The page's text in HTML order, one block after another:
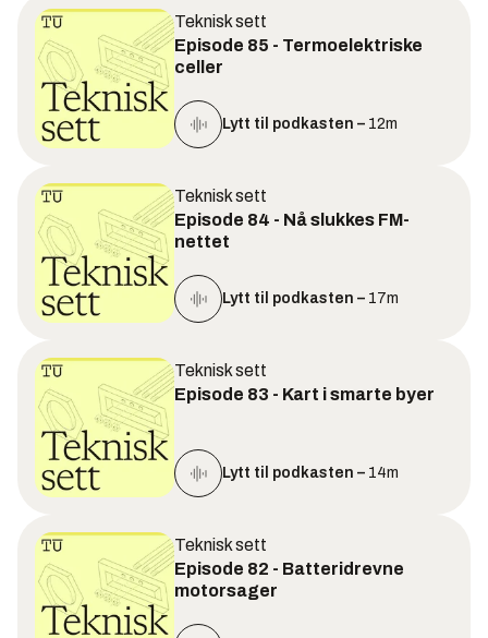
Teknisk sett
Episode 85 - Termoelektriske
celler
Lytt til podkasten – 12m
Teknisk sett
Episode 84 - Nå slukkes FM-
nettet
Lytt til podkasten – 17m
Teknisk sett
Episode 83 - Kart i smarte byer
Lytt til podkasten – 14m
Teknisk sett
Episode 82 - Batteridrevne
motorsager